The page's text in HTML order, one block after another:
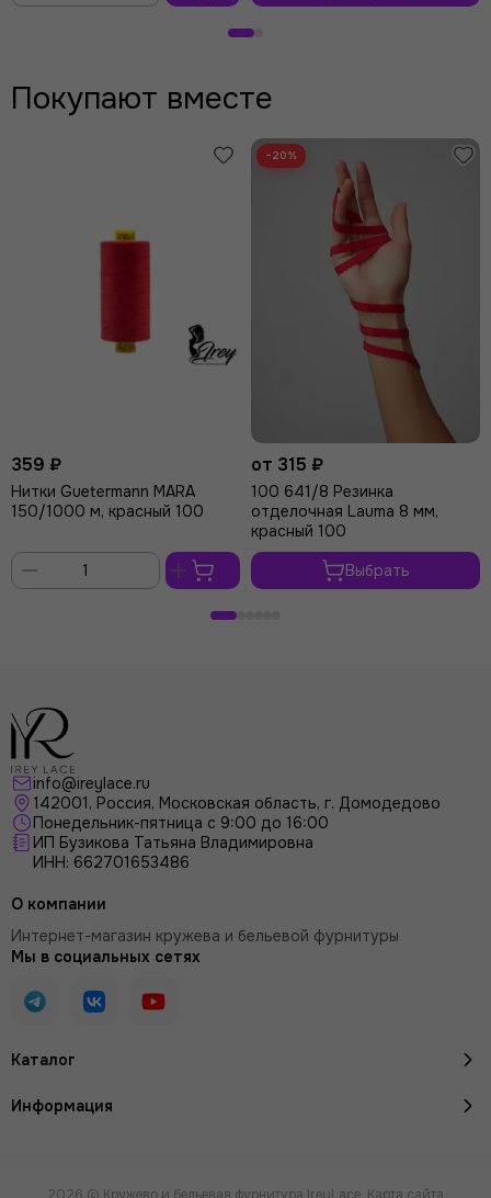
корзину
Покупают вместе
359 ₽
Нитки Guetermann MARA
150/1000 м, красный 100
корзину
−20%
от 315 ₽
100 641/8 Резинка
отделочная Lauma 8 мм,
красный 100
Выбрать
info@ireylace.ru
142001, Россия, Московская область, г. Домодедово
Понедельник-пятница с 9:00 до 16:00
ИП Бузикова Татьяна Владимировна
ИНН: 662701653486
Каталог
Информация
О компании
Интернет-магазин кружева и бельевой фурнитуры
Мы в социальных сетях